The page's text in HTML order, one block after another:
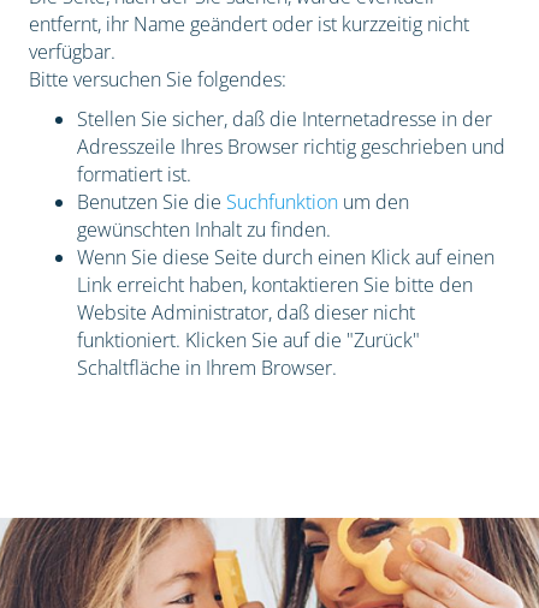
entfernt, ihr Name geändert oder ist kurzzeitig nicht
verfügbar.
Bitte versuchen Sie folgendes:
Stellen Sie sicher, daß die Internetadresse in der
Adresszeile Ihres Browser richtig geschrieben und
formatiert ist.
Benutzen Sie die Suchfunktionum den
gewünschten Inhalt zu finden.
Wenn Sie diese Seite durch einen Klick auf einen
Link erreicht haben, kontaktieren Sie bitte den
Website Administrator, daß dieser nicht
funktioniert. Klicken Sie auf die "Zurück"
Schaltfläche in Ihrem Browser.